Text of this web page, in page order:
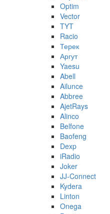
Optim
Vector
TYT
Racio
Терек
Аргут
Yaesu
Abell
Ailunce
Abbree
AjetRays
Alinco
Belfone
Baofeng
Dexp
iRadio
Joker
JJ-Connect
Kydera
Linton
Onega